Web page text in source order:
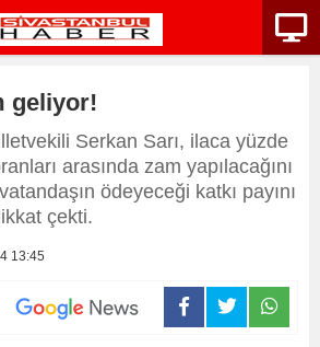
geliyor!
Serkan Sarı, ilaca yüzde
arasında zam yapılacağını
ödeyeceği katkı payını
çekti.
13:45